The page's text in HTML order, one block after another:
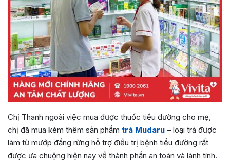
Chị Thanh ngoài việc mua được thuốc tiểu đường cho mẹ,
chị đã mua kèm thêm sản phẩm trà Mudaru – loại trà được
làm từ mướp đắng rừng hỗ trợ điều trị bệnh tiểu đường rất
được ưa chuộng hiện nay về thành phần an toàn và lành tính.